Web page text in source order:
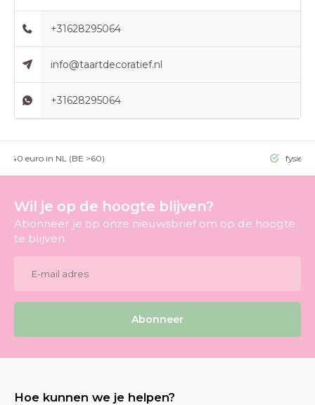
+31628295064
info@taartdecoratief.nl
+31628295064
>40 euro in NL (BE >60) fysieke
Wil je op de hoogte blijven?
Abonneer je op onze nieuwsbrief om op de hoogte
te blijven.
Abonneer
Hoe kunnen we je helpen?